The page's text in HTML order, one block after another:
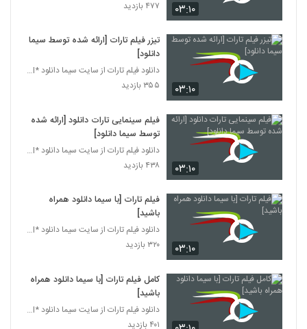
۰۳:۱۰
۴۷۷ بازدید
۰۳:۱۰
تیزر فیلم تارات [ارائه شده توسط سیما
دانلود]
دانلود فیلم تارات از سایت سیما دانلود *www.simadl.
۳۵۵ بازدید
۰۳:۱۰
فیلم سینمایی تارات دانلود [ارائه شده
توسط سیما دانلود]
دانلود فیلم تارات از سایت سیما دانلود *www.simadl.
۴۳۸ بازدید
۰۳:۱۰
فیلم تارات [با سیما دانلود همراه
باشید]
دانلود فیلم تارات از سایت سیما دانلود *www.simadl.
۳۲۰ بازدید
کامل فیلم تارات [با سیما دانلود همراه
باشید]
دانلود فیلم تارات از سایت سیما دانلود *www.simadl.
۴۰۱ بازدید